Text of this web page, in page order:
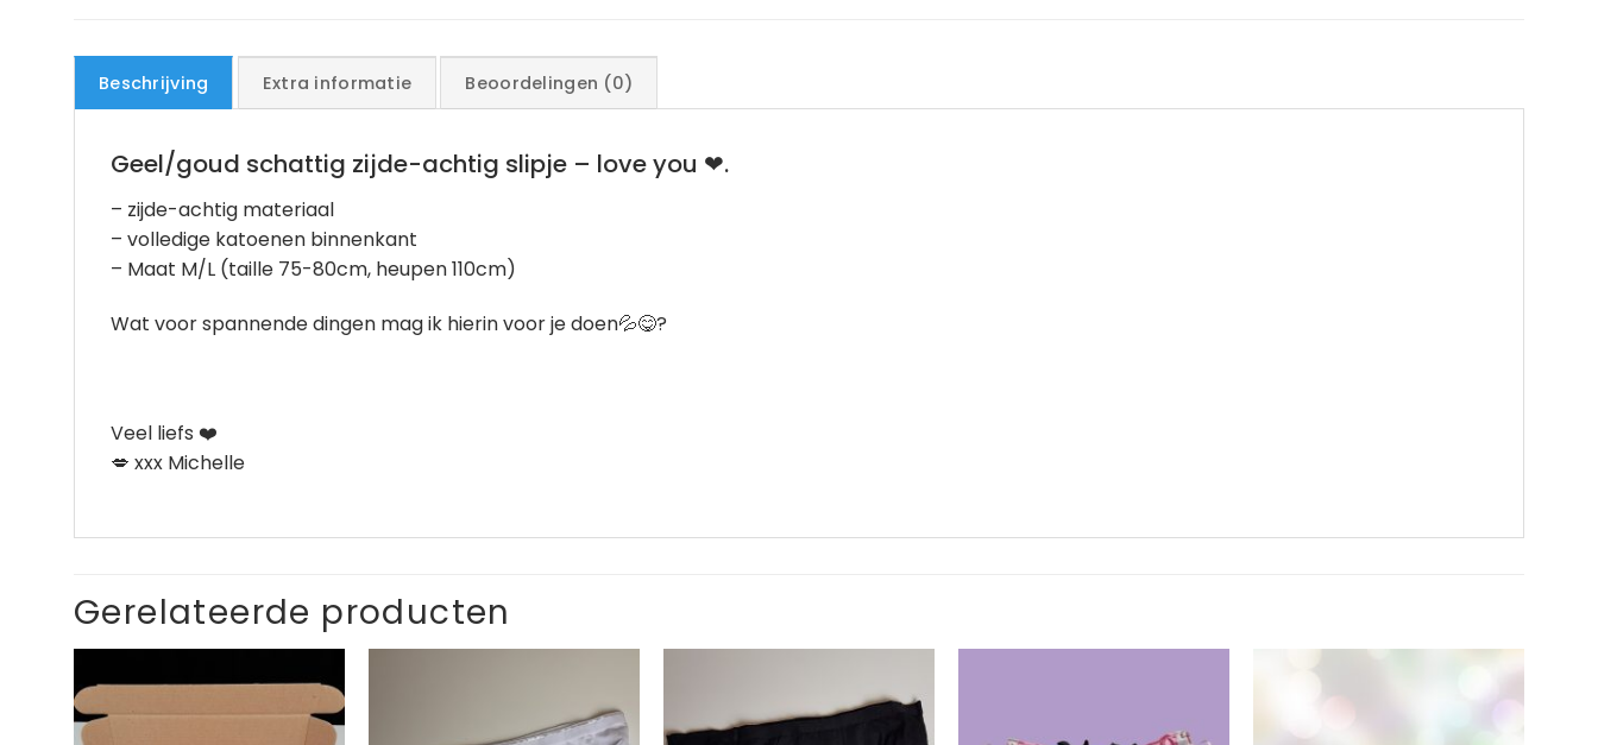
Beschrijving Extra informatie Beoordelingen (0)
Geel/goud schattig zijde-achtig slipje – love you ❤︎.
– zijde-achtig materiaal
– volledige katoenen binnenkant
– Maat M/L (taille 75-80cm, heupen 110cm)
Wat voor spannende dingen mag ik hierin voor je doen💦😋?
Veel liefs ❤️
💋 xxx Michelle
Gerelateerde producten